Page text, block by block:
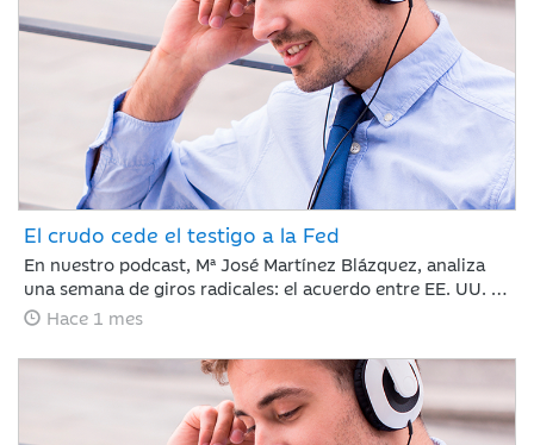
El crudo cede el testigo a la Fed
En nuestro podcast, Mª José Martínez Blázquez, analiza
una semana de giros radicales: el acuerdo entre EE. UU. e
Irán reabre el Estrecho de Ormuz y hunde el petróleo por
debuta en la Fed rompiendo el guion con un mensaje duro
y menos explicaciones que promete traer volatilidad.
¿Cómo reaccionan los mercados? Con subidas en Europa
y la Inteligencia Artificial imparable.
Hace 1 mes